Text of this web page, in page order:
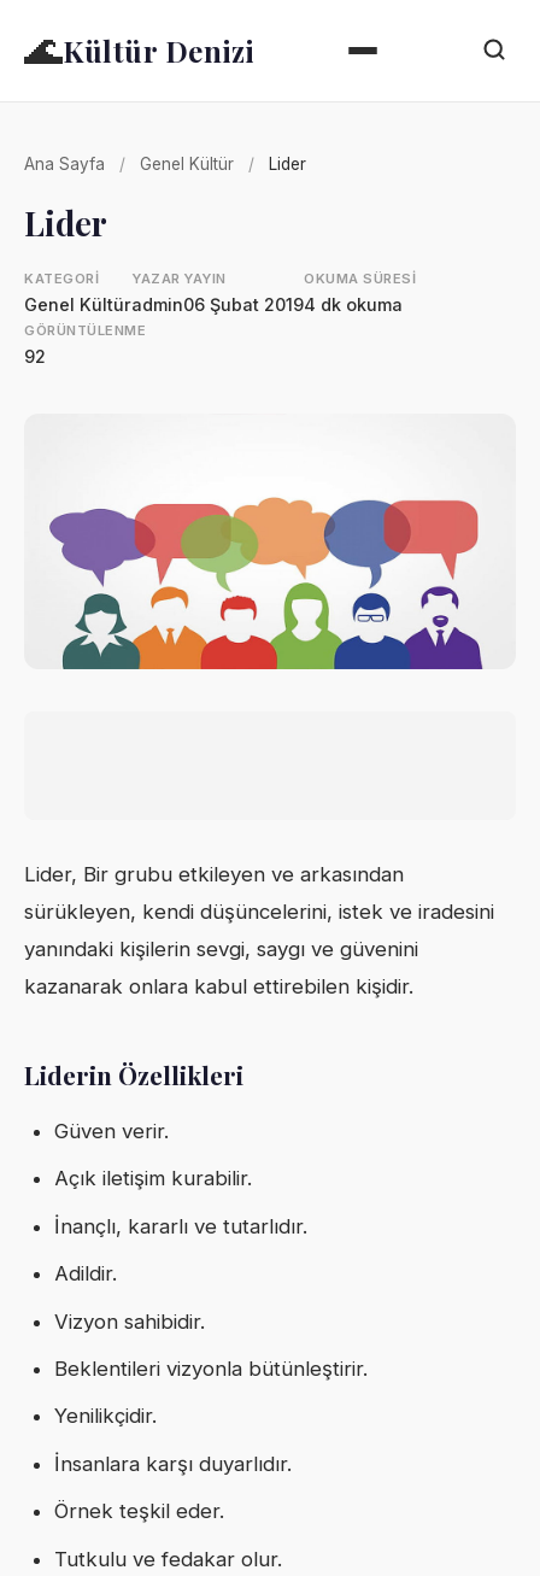
🌊Kültür Denizi
Ana Sayfa / Genel Kültür / Lider
Lider
KATEGORI
Genel Kültür
YAZAR
admin
YAYIN
06 Şubat 2019
OKUMA SÜRESI
4 dk okuma
GÖRÜNTÜLENME
92
Lider, Bir grubu etkileyen ve arkasından
sürükleyen, kendi düşüncelerini, istek ve iradesini
yanındaki kişilerin sevgi, saygı ve güvenini
kazanarak onlara kabul ettirebilen kişidir.
Liderin Özellikleri
Güven verir.
Açık iletişim kurabilir.
İnançlı, kararlı ve tutarlıdır.
Adildir.
Vizyon sahibidir.
Beklentileri vizyonla bütünleştirir.
Yenilikçidir.
İnsanlara karşı duyarlıdır.
Örnek teşkil eder.
Tutkulu ve fedakar olur.